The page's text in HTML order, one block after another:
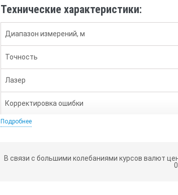
Технические характеристики:
Диапазон измерений, м
Точность
Лазер
Корректировка ошибки
Подсветка дисплея
Подробнее
В связи с большими колебаниями курсов валют